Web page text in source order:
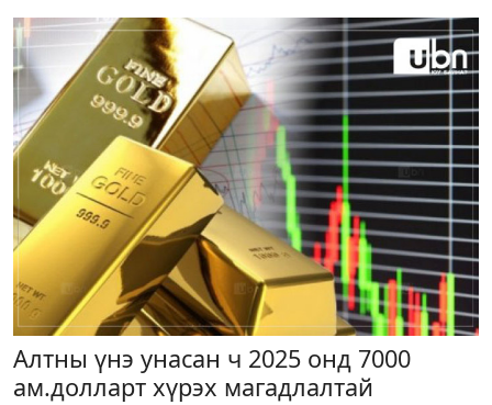
Алтны үнэ унасан ч 2025 онд 7000
ам.долларт хүрэх магадлалтай